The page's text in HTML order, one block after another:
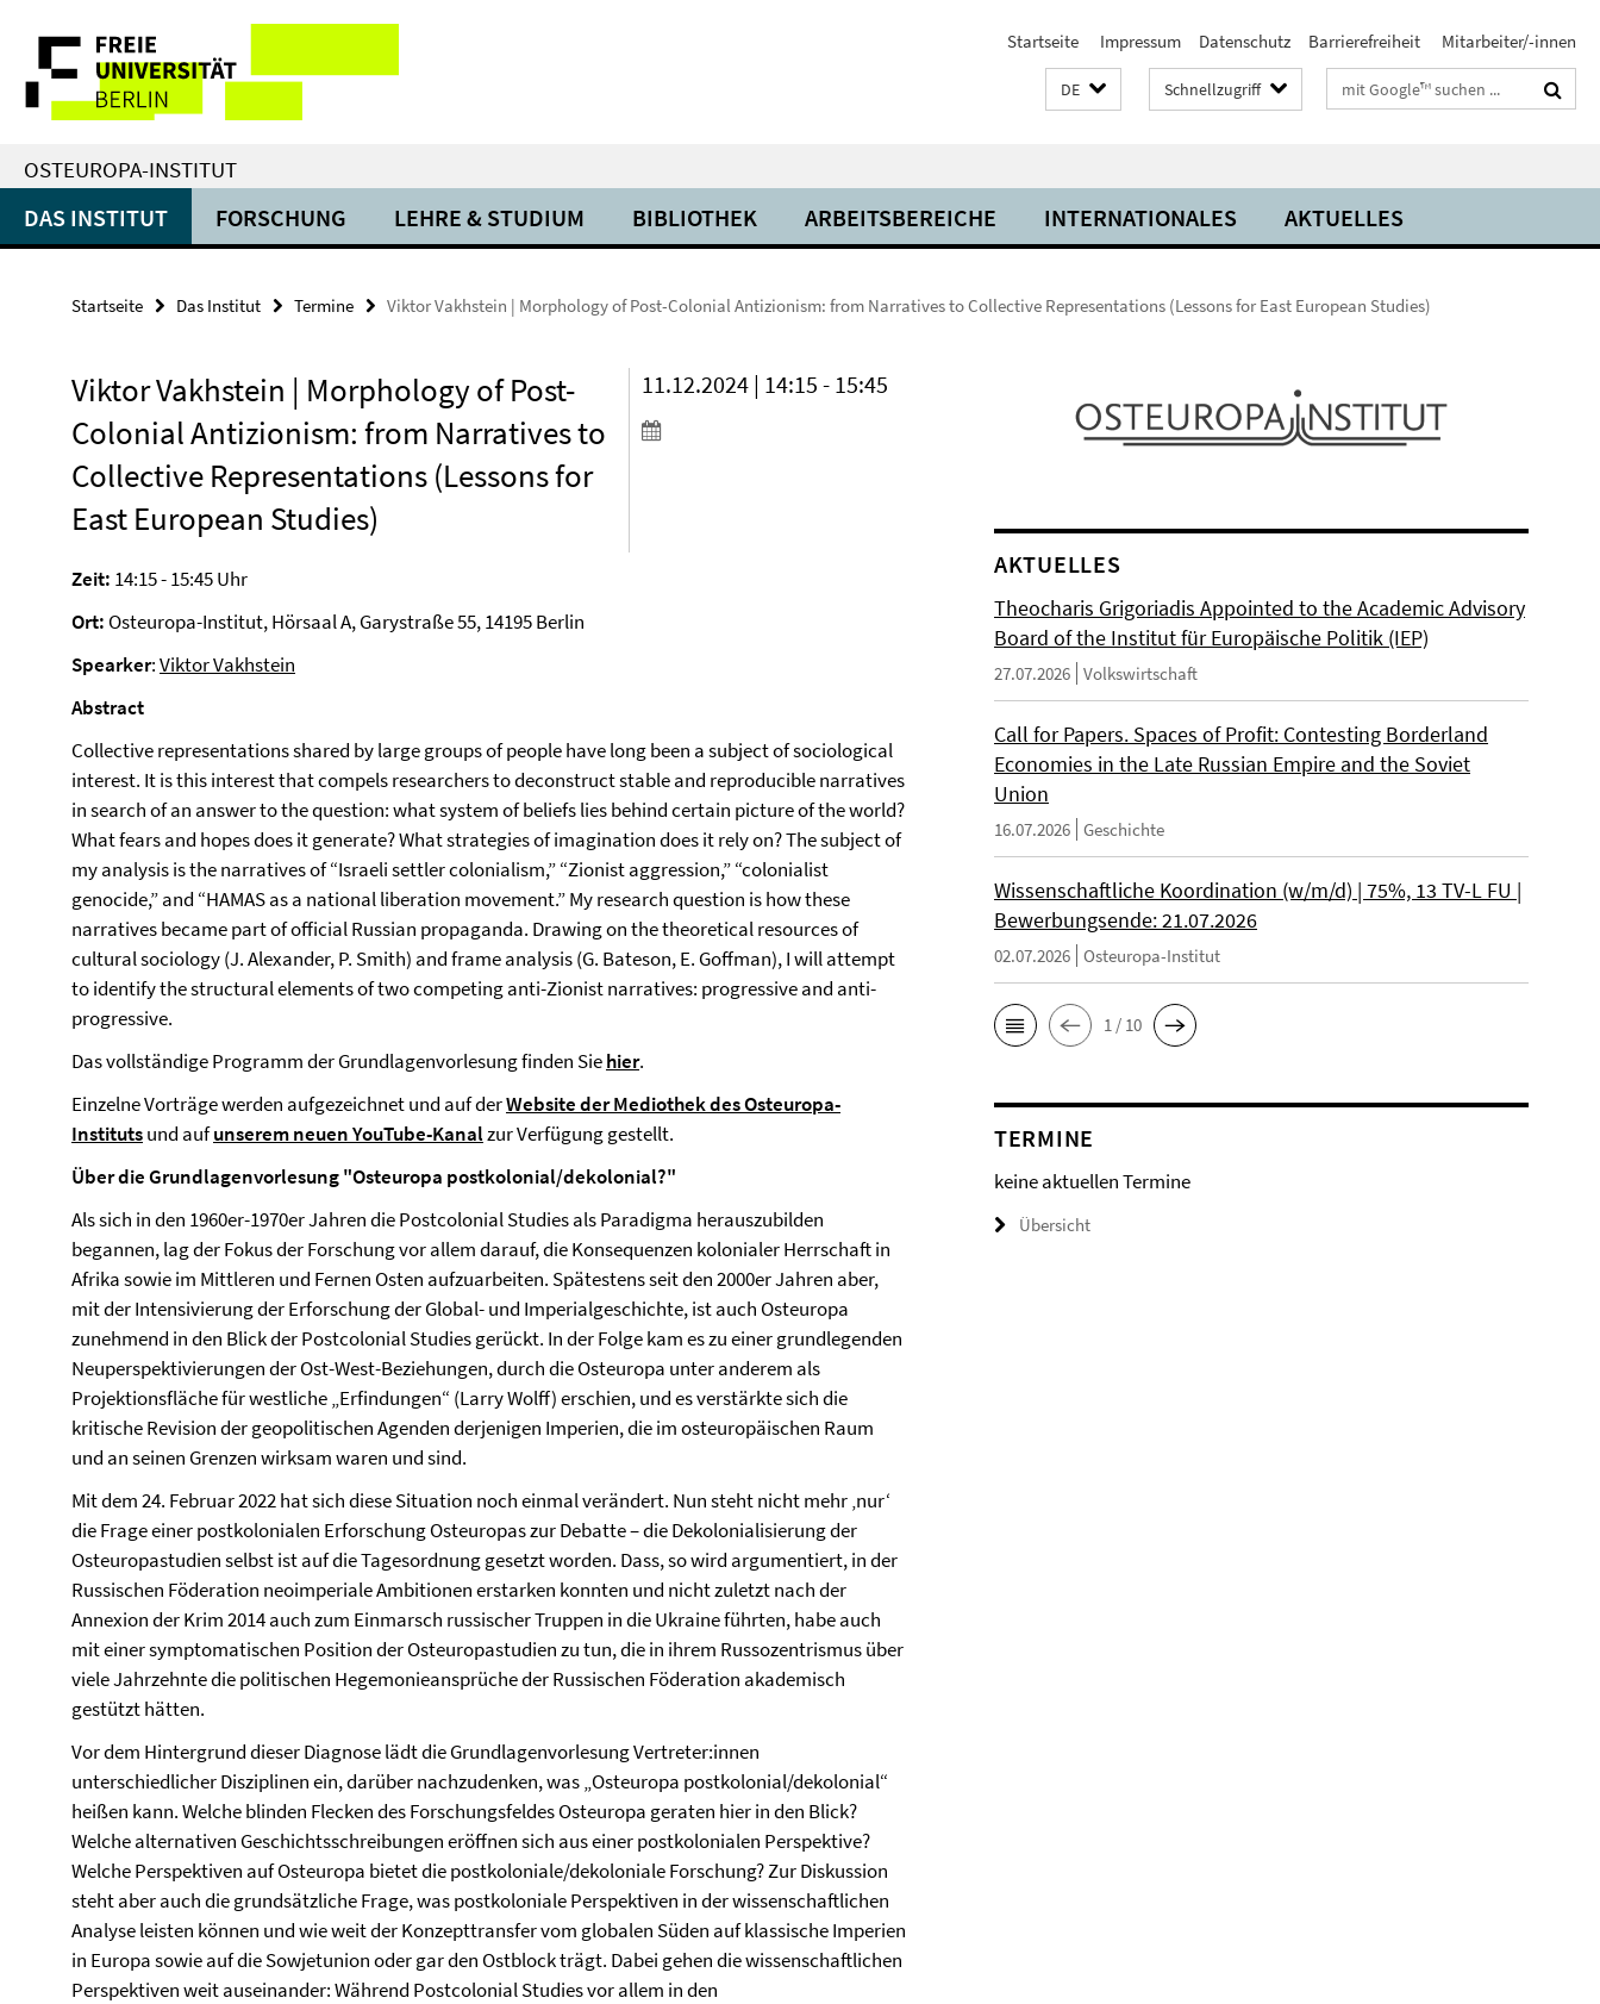
direkt
Inhalt
Service-
Navigation
Startseite Impressum Datenschutz Barrierefreiheit Mitarbeiter/-innen
DE Schnellzugriff Suchbegriffe
OSTEUROPA-INSTITUT
DAS INSTITUT FORSCHUNG LEHRE & STUDIUM BIBLIOTHEK ARBEITSBEREICHE INTERNATIONALES AKTUELLES
Startseite Das Institut Termine Viktor Vakhstein | Morphology of Post-Colonial Antizionism: from Narratives to Collective Representations (Lessons for East European Studies)
Viktor Vakhstein | Morphology of Post-
Colonial Antizionism: from Narratives to
Collective Representations (Lessons for
East European Studies)
11.12.2024 | 14:15 - 15:45
Zeit: 14:15 - 15:45 Uhr
Ort: Osteuropa-Institut, Hörsaal A, Garystraße 55, 14195 Berlin
Spearker:Viktor Vakhstein
Abstract
Collective representations shared by large groups of people have long been a subject of sociological
interest. It is this interest that compels researchers to deconstruct stable and reproducible narratives
in search of an answer to the question: what system of beliefs lies behind certain picture of the world?
What fears and hopes does it generate? What strategies of imagination does it rely on? The subject of
my analysis is the narratives of “Israeli settler colonialism,” “Zionist aggression,” “colonialist
genocide,” and “HAMAS as a national liberation movement.” My research question is how these
narratives became part of official Russian propaganda. Drawing on the theoretical resources of
cultural sociology (J. Alexander, P. Smith) and frame analysis (G. Bateson, E. Goffman), I will attempt
to identify the structural elements of two competing anti-Zionist narratives: progressive and anti-
progressive.
Das vollständige Programm der Grundlagenvorlesung finden Siehier.
Einzelne Vorträge werden aufgezeichnet und auf derWebsite der Mediothek des Osteuropa-
Institutsund aufunserem neuen YouTube-Kanalzur Verfügung gestellt.
Über die Grundlagenvorlesung "Osteuropa postkolonial/dekolonial?"
Als sich in den 1960er-1970er Jahren die Postcolonial Studies als Paradigma herauszubilden
begannen, lag der Fokus der Forschung vor allem darauf, die Konsequenzen kolonialer Herrschaft in
Afrika sowie im Mittleren und Fernen Osten aufzuarbeiten. Spätestens seit den 2000er Jahren aber,
mit der Intensivierung der Erforschung der Global- und Imperialgeschichte, ist auch Osteuropa
zunehmend in den Blick der Postcolonial Studies gerückt. In der Folge kam es zu einer grundlegenden
Neuperspektivierungen der Ost-West-Beziehungen, durch die Osteuropa unter anderem als
Projektionsfläche für westliche „Erfindungen“ (Larry Wolff) erschien, und es verstärkte sich die
kritische Revision der geopolitischen Agenden derjenigen Imperien, die im osteuropäischen Raum
und an seinen Grenzen wirksam waren und sind.
Mit dem 24. Februar 2022 hat sich diese Situation noch einmal verändert. Nun steht nicht mehr ‚nur‘
die Frage einer postkolonialen Erforschung Osteuropas zur Debatte – die Dekolonialisierung der
Osteuropastudien selbst ist auf die Tagesordnung gesetzt worden. Dass, so wird argumentiert, in der
Russischen Föderation neoimperiale Ambitionen erstarken konnten und nicht zuletzt nach der
Annexion der Krim 2014 auch zum Einmarsch russischer Truppen in die Ukraine führten, habe auch
mit einer symptomatischen Position der Osteuropastudien zu tun, die in ihrem Russozentrismus über
viele Jahrzehnte die politischen Hegemonieansprüche der Russischen Föderation akademisch
gestützt hätten.
Vor dem Hintergrund dieser Diagnose lädt die Grundlagenvorlesung Vertreter:innen
unterschiedlicher Disziplinen ein, darüber nachzudenken, was „Osteuropa postkolonial/dekolonial“
heißen kann. Welche blinden Flecken des Forschungsfeldes Osteuropa geraten hier in den Blick?
Welche alternativen Geschichtsschreibungen eröffnen sich aus einer postkolonialen Perspektive?
Welche Perspektiven auf Osteuropa bietet die postkoloniale/dekoloniale Forschung? Zur Diskussion
steht aber auch die grundsätzliche Frage, was postkoloniale Perspektiven in der wissenschaftlichen
Analyse leisten können und wie weit der Konzepttransfer vom globalen Süden auf klassische Imperien
in Europa sowie auf die Sowjetunion oder gar den Ostblock trägt. Dabei gehen die wissenschaftlichen
Perspektiven weit auseinander: Während Postcolonial Studies vor allem in den
AKTUELLES
Theocharis Grigoriadis Appointed to the Academic Advisory
Board of the Institut für Europäische Politik (IEP)
27.07.2026 Volkswirtschaft
Call for Papers. Spaces of Profit: Contesting Borderland
Economies in the Late Russian Empire and the Soviet
Union
16.07.2026 Geschichte
Wissenschaftliche Koordination (w/m/d) | 75%, 13 TV-L FU |
Bewerbungsende: 21.07.2026
02.07.2026 Osteuropa-Institut
1 / 10
TERMINE
keine aktuellen Termine
Übersicht